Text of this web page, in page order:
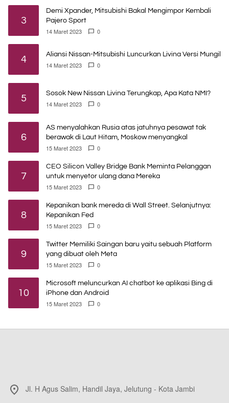
3
Demi Xpander, Mitsubishi Bakal Mengimpor Kembali
Pajero Sport
14 Maret 2023 0
4 Aliansi Nissan-Mitsubishi Luncurkan Livina Versi Mungil
14 Maret 2023 0
5 Sosok New Nissan Livina Terungkap, Apa Kata NMI?
14 Maret 2023 0
6
AS menyalahkan Rusia atas jatuhnya pesawat tak
berawak di Laut Hitam, Moskow menyangkal
15 Maret 2023 0
7
CEO Silicon Valley Bridge Bank Meminta Pelanggan
untuk menyetor ulang dana Mereka
15 Maret 2023 0
8
Kepanikan bank mereda di Wall Street. Selanjutnya:
Kepanikan Fed
15 Maret 2023 0
9
Twitter Memiliki Saingan baru yaitu sebuah Platform
yang dibuat oleh Meta
15 Maret 2023 0
10
Microsoft meluncurkan AI chatbot ke aplikasi Bing di
iPhone dan Android
15 Maret 2023 0
Jl. H Agus Salim, Handil Jaya, Jelutung - Kota Jambi